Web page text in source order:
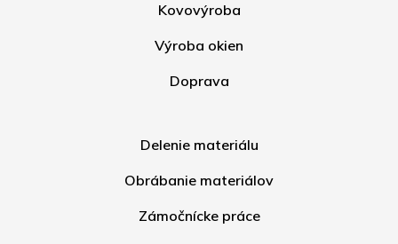
Kovovýroba
Výroba okien
Doprava
Delenie materiálu
Obrábanie materiálov
Zámočnícke práce